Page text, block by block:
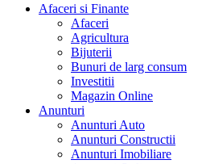
Afaceri si Finante
Afaceri
Agricultura
Bijuterii
Bunuri de larg consum
Investitii
Magazin Online
Anunturi
Anunturi Auto
Anunturi Constructii
Anunturi Imobiliare